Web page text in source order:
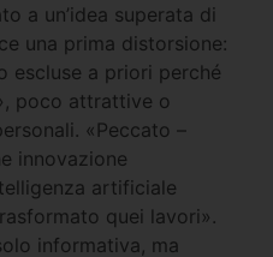
a un’idea superata di
una prima distorsione:
escluse a priori perché
poco attrattive o
«Peccato –
innovazione
artificiale
quei lavori».
informativa, ma